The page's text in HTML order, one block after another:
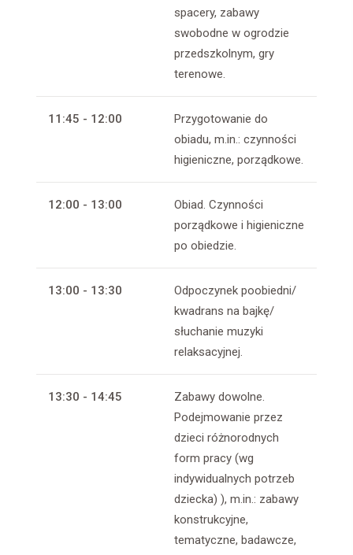
spacery, zabawy
swobodne w ogrodzie
przedszkolnym, gry
terenowe.
11:45 - 12:00
Przygotowanie do
obiadu, m.in.: czynności
higieniczne, porządkowe.
12:00 - 13:00
Obiad. Czynności
porządkowe i higieniczne
po obiedzie.
13:00 - 13:30
Odpoczynek poobiedni/
kwadrans na bajkę/
słuchanie muzyki
relaksacyjnej.
13:30 - 14:45
Zabawy dowolne.
Podejmowanie przez
dzieci różnorodnych
form pracy (wg
indywidualnych potrzeb
dziecka) ), m.in.: zabawy
konstrukcyjne,
tematyczne, badawcze,